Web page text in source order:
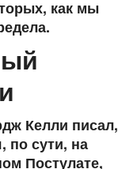
как мы
Келли писал,
по сути, на
Постулате,